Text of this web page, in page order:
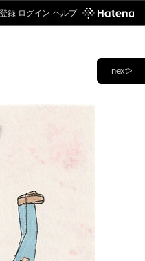
録 ログイン ヘルプ
next>